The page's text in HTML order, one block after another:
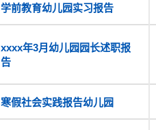
学前教育幼儿园实习报告
xxxx年3月幼儿园园长述职报
告
寒假社会实践报告幼儿园